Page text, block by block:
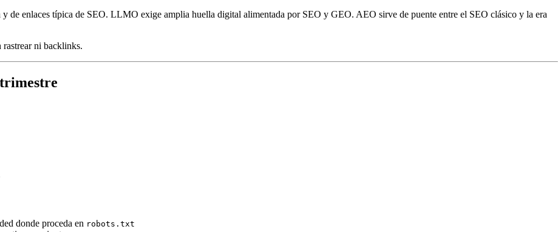
de enlaces típica de SEO. LLMO exige amplia huella digital alimentada por SEO y GEO. AEO sirve de puente entre el SEO clásico y la era
ni backlinks.
donde proceda en robots.txt